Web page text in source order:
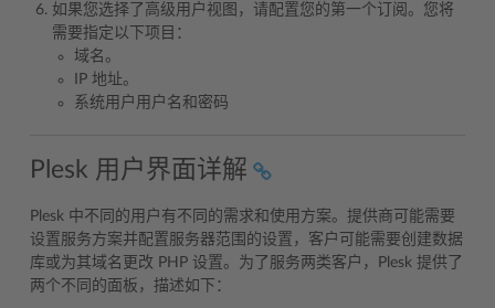
如果您选择了高级用户视图，请配置您的第一个订阅。您将
需要指定以下项目：
域名。
IP 地址。
系统用户用户名和密码
Plesk 用户界面详解
Plesk 中不同的用户有不同的需求和使用方案。提供商可能需要
设置服务方案并配置服务器范围的设置，客户可能需要创建数据
库或为其域名更改 PHP 设置。为了服务两类客户，Plesk 提供了
两个不同的面板，描述如下：